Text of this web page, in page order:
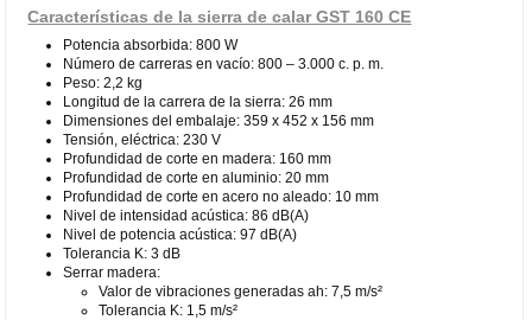
Características de la sierra de calar GST 160 CE
Potencia absorbida: 800 W
Número de carreras en vacío: 800 – 3.000 c. p. m.
Peso: 2,2 kg
Longitud de la carrera de la sierra: 26 mm
Dimensiones del embalaje: 359 x 452 x 156 mm
Tensión, eléctrica: 230 V
Profundidad de corte en madera: 160 mm
Profundidad de corte en aluminio: 20 mm
Profundidad de corte en acero no aleado: 10 mm
Nivel de intensidad acústica: 86 dB(A)
Nivel de potencia acústica: 97 dB(A)
Tolerancia K: 3 dB
Serrar madera:
Valor de vibraciones generadas ah: 7,5 m/s²
Tolerancia K: 1,5 m/s²